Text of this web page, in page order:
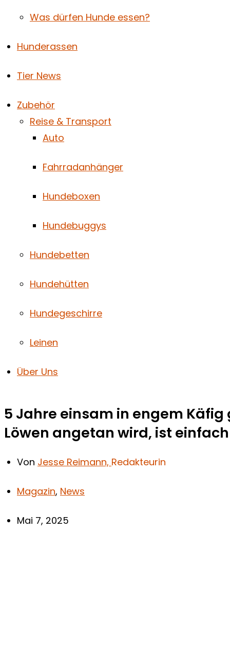
Was dürfen Hunde essen?
Hunderassen
Tier News
Zubehör
Reise & Transport
Auto
Fahrradanhänger
Hundeboxen
Hundebuggys
Hundebetten
Hundehütten
Hundegeschirre
Leinen
Über Uns
5 Jahre einsam in engem
Löwen angetan wird, ist
Von Jesse Reimann, Redakteurin
Magazin, News
Mai 7, 2025